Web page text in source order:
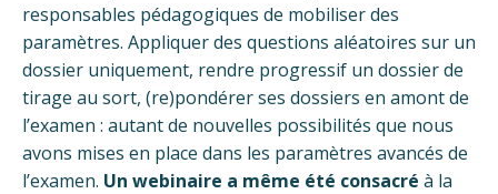
responsables pédagogiques de mobiliser des
paramètres. Appliquer des questions aléatoires sur un
dossier uniquement, rendre progressif un dossier de
tirage au sort, (re)pondérer ses dossiers en amont de
l’examen : autant de nouvelles possibilités que nous
avons mises en place dans les paramètres avancés de
l’examen. Un webinaire a même été consacré à la